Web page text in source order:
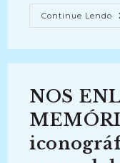
Continue Lendo
E
NOS